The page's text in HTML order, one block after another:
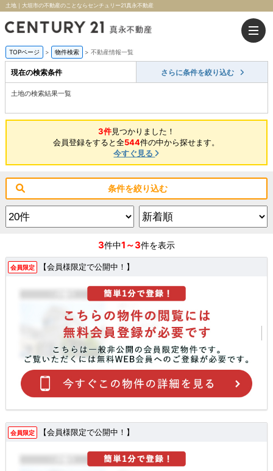
土地｜大垣市の不動産のことならセンチュリー21真永不動産
TOPページ > 物件検索 > 不動産情報一覧
現在の検索条件 さらに条件を絞り込む
土地の検索結果一覧
3件見つかりました！
会員登録をすると全544件の中から探せます。
今すぐ見る
条件を絞り込む
3件中1～3件を表示
会員限定 【会員様限定で公開中！】
会員限定 【会員様限定で公開中！】